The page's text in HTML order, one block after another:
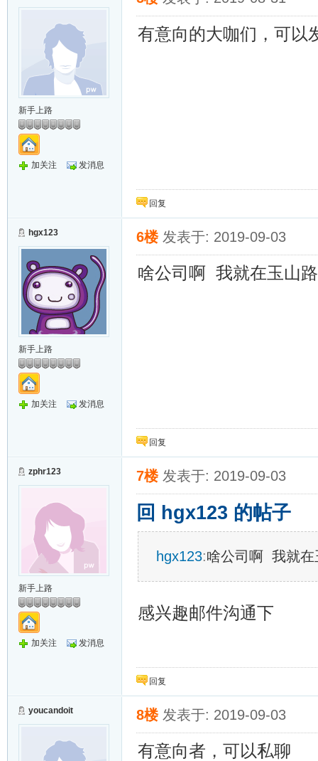
新手上路
加关注 发消息
有意向的大咖们，可以
回复
hgx123
新手上路
加关注 发消息
6楼 发表于: 2019-09-03
啥公司啊 我就在玉山路
回复
zphr123
新手上路
加关注 发消息
7楼 发表于: 2019-09-03
回 hgx123 的帖子
hgx123:啥公司啊 我就在
感兴趣邮件沟通下
回复
youcandoit 8楼 发表于: 2019-09-03
有意向者，可以私聊